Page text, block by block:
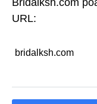
Bridalksh.com
URL:
bridalksh.com